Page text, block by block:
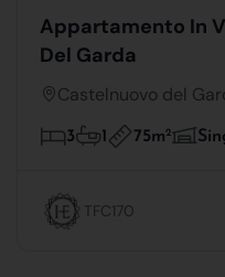
Appartamento In
Del Garda
Castelnuovo del
3 1 75m2
TFC170